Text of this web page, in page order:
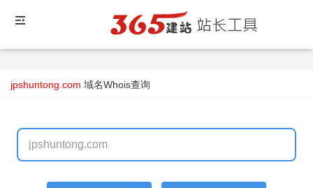
jpshuntong.com 域名Whois查询